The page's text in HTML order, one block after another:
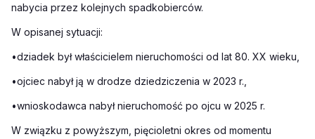
nabycia przez kolejnych spadkobierców.
W opisanej sytuacji:
•dziadek był właścicielem nieruchomości od lat 80. XX wieku,
•ojciec nabył ją w drodze dziedziczenia w 2023 r.,
•wnioskodawca nabył nieruchomość po ojcu w 2025 r.
W związku z powyższym, pięcioletni okres od momentu